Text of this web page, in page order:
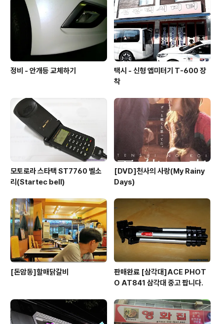
니다. Nikon D300 & Sigma 24-70 F2.8 EX DG 20
11-04-01
정비 - 안개등 교체하기
택시 - 신형 앱미터기 T-600 장
착
모토로라 스타택 ST7760 벨소
리(Startec bell)
[DVD]천사의 사랑(My Rainy
Days)
[돈암동]할매닭갈비
판매완료 [삼각대]ACE PHOT
O AT841 삼각대 중고 팝니다.